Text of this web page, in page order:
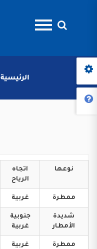
الرئيسية
نوعها
اتجاه
الرياح
ممطرة غربية
شديدة
الأمطار
جنوبية
غربية
ممطرة غربية